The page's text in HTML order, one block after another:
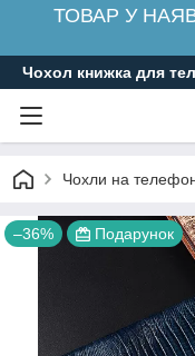
ТОВАР У
Чохол книжка для
Чохли на
–36% Подарунок